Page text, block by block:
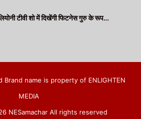
टीवी शो में दिखेंगी फिटनेस गुरु के रूप…
Brand name is property of ENLIGHTEN
MEDIA
NESamachar All rights reserved